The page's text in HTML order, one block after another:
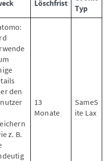
Löschfrist
Typ
den
z. B.
13
Monate
SameS
ite Lax